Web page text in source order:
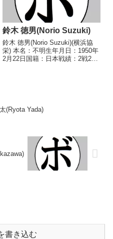
鈴木 徳男(Norio Suzuki)
鈴木 徳男(Norio Suzuki)(横浜協
栄) 本名：不明生年月日：1950年
2月22日国籍：日本戦績：2戦2
(Ryota Yada)
書き込む